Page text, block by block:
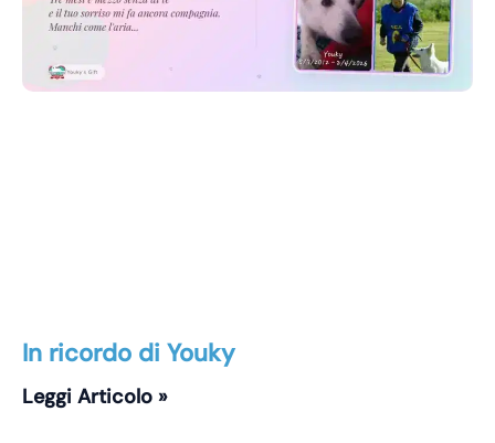
In ricordo di Youky
Leggi Articolo »